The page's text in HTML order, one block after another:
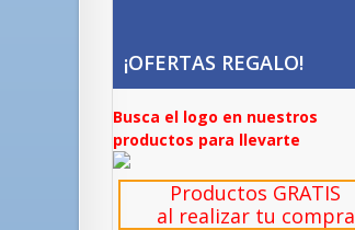
¡OFERTAS REGALO!
Busca el logo en nuestros
productos para llevarte
Productos GRATIS
al realizar tu compra